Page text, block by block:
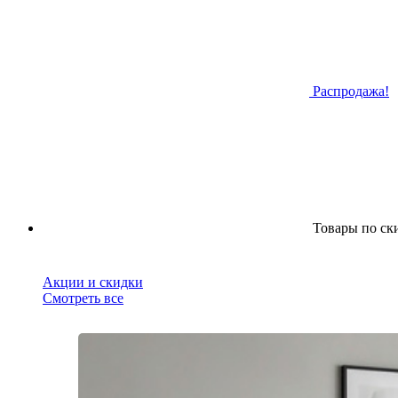
Распродажа!
Товары по
Акции и скидки
Смотреть все